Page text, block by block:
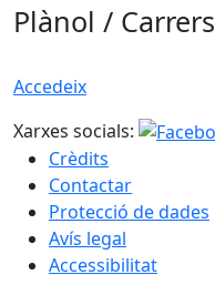
Plànol / Carrers
Accedeix
Xarxes socials:
Crèdits
Contactar
Protecció de dades
Avís legal
Accessibilitat